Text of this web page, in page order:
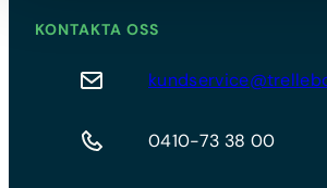
KONTAKTA OSS
0410-73 38 00